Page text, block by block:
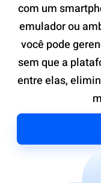
com um
emulador ou
você pode
sem que a
entre elas,